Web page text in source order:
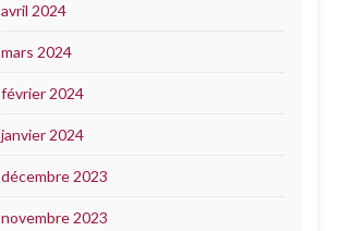
avril 2024
mars 2024
février 2024
janvier 2024
décembre 2023
novembre 2023